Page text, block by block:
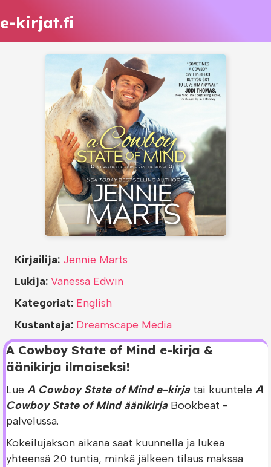
e-kirjat.fi
A Cowboy State of Mind e-kirja &
äänikirja ilmaiseksi!
Lue A Cowboy State of Mind e-kirja tai kuuntele A
Cowboy State of Mind äänikirja Bookbeat -
palvelussa.
Kokeilujakson aikana saat kuunnella ja lukea
yhteensä 20 tuntia, minkä jälkeen tilaus maksaa
Kirjailija: Jennie Marts
Lukija: Vanessa Edwin
Kategoriat: English
Kustantaja: Dreamscape Media